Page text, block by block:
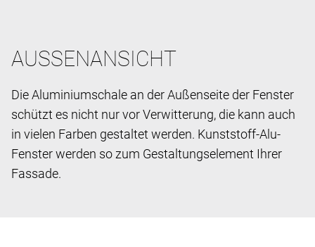
AUSSENANSICHT
Die Aluminiumschale an der Außenseite der Fenster
schützt es nicht nur vor Verwitterung, die kann auch
in vielen Farben gestaltet werden. Kunststoff-Alu-
Fenster werden so zum Gestaltungselement Ihrer
Fassade.